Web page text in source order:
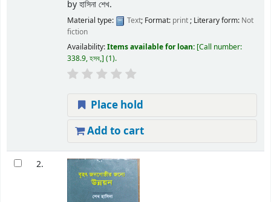
byহাসিনা শেখ.
Material type: Text; Format: print; Literary form: Not
fiction
Availability:Items available for loan: Call number:
338.9, হসব, (1).
Place hold
Add to cart
2.